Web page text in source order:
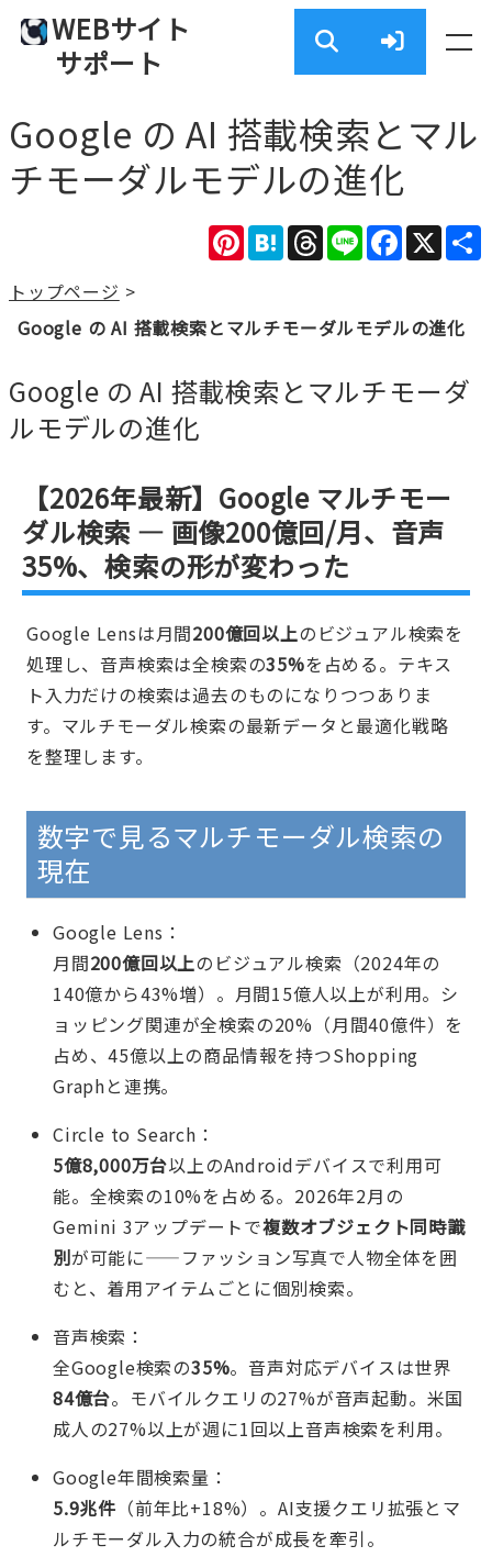
WEBサイト
サポート
Google の AI 搭載検索とマル
チモーダルモデルの進化
X
Facebook
Line
Threads
Hatena
Pinterest
トップページ >
Google の AI 搭載検索とマルチモーダルモデルの進化
Google の AI 搭載検索とマルチモーダ
ルモデルの進化
【2026年最新】Google マルチモー
ダル検索 — 画像200億回/月、音声
35%、検索の形が変わった
Google Lensは月間200億回以上のビジュアル検索を
処理し、音声検索は全検索の35%を占める。テキス
ト入力だけの検索は過去のものになりつつありま
す。マルチモーダル検索の最新データと最適化戦略
を整理します。
数字で見るマルチモーダル検索の
現在
Google Lens：
月間200億回以上のビジュアル検索（2024年の
140億から43%増）。月間15億人以上が利用。シ
ョッピング関連が全検索の20%（月間40億件）を
占め、45億以上の商品情報を持つShopping
Graphと連携。
Circle to Search：
5億8,000万台以上のAndroidデバイスで利用可
能。全検索の10%を占める。2026年2月の
Gemini 3アップデートで複数オブジェクト同時識
別が可能に——ファッション写真で人物全体を囲
むと、着用アイテムごとに個別検索。
音声検索：
全Google検索の35%。音声対応デバイスは世界
84億台。モバイルクエリの27%が音声起動。米国
成人の27%以上が週に1回以上音声検索を利用。
Google年間検索量：
5.9兆件 （前年比+18%）。AI支援クエリ拡張とマ
ルチモーダル入力の統合が成長を牽引。